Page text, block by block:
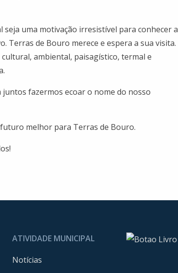
seja uma motivação irresistível para conhecer a
Terras de Bouro merece e espera a sua visita.
ambiental, paisagístico, termal e
fazermos ecoar o nome do nosso
melhor para Terras de Bouro.
ATIVIDADE MUNICIPAL
Notícias